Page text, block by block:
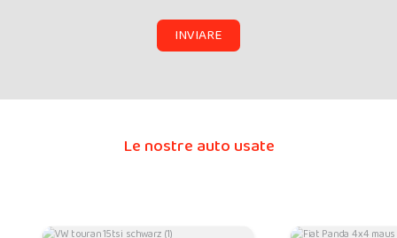
INVIARE
Le nostre auto usate